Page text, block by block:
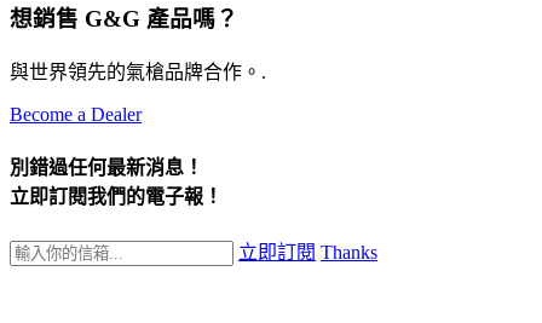
想銷售 G&G 產品嗎？
與世界領先的氣槍品牌合作。.
Become a Dealer
別錯過任何最新消息！
立即訂閱我們的電子報！
立即訂閱 Thanks